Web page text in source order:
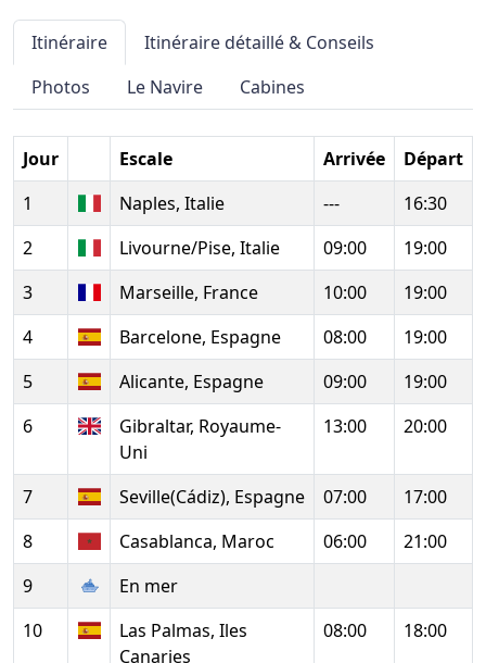
Itinéraire
Itinéraire détaillé & Conseils
Photos
Le Navire Cabines
Jour Escale Arrivée
Départ
1
Naples, Italie ---
16:30
2
Livourne/Pise, Italie 09:00
19:00
3
Marseille, France 10:00
19:00
4
Barcelone, Espagne 08:00
19:00
5
Alicante, Espagne 09:00
19:00
6
Gibraltar, Royaume-
Uni
13:00 20:00
7 Seville(Cádiz), Espagne 07:00
17:00
8
Casablanca, Maroc 06:00
21:00
9
En mer
10
Las Palmas, Iles
Canaries
08:00 18:00